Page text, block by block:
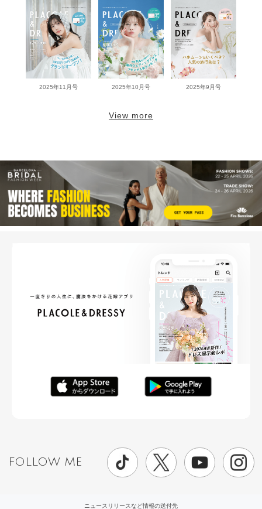
2025年11月号 2025年10月号 2025年9月号
View more
FOLLOW ME
ニュースリリースなど情報の送付先